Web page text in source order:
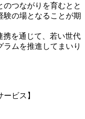
のつながりを育むとと
験の場となることが期
を通じて、若い世代
ムを推進してまいり
ビス】